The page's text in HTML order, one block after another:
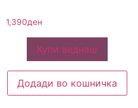
1,390ден
Купи веднаш
Додади во кошничка